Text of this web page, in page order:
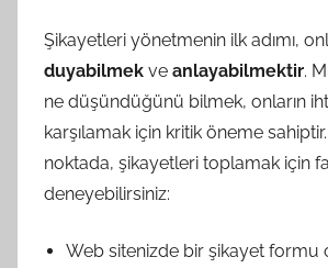
Şikayetleri yönetmenin ilk adımı,
duyabilmek ve anlayabilmektir.
ne düşündüğünü bilmek, onların
karşılamak için kritik öneme
noktada, şikayetleri toplamak için
deneyebilirsiniz:
Web sitenizde bir şikayet formu